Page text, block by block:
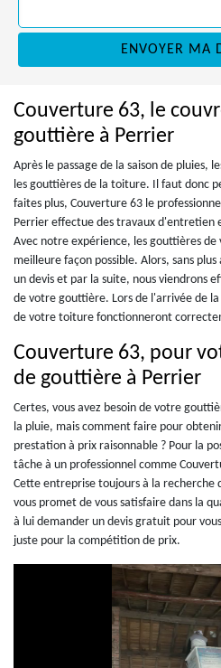
Couverture 63, le
gouttière à Perrier
Après le passage de la saison de pluies,
les gouttières de la toiture. Il faut donc
faites plus, Couverture 63 le
Perrier effectue des travaux d'entretien
Avec notre expérience, les gouttières
meilleure façon possible. Alors, sans
un devis et par la suite, nous viendrons
de votre gouttière. Lors de l'arrivée de
de votre toiture fonctionneront
Couverture 63, pour
de gouttière à Perrier
Certes, vous avez besoin de votre
la pluie, mais comment faire pour
prestation à prix raisonnable ? Pour la
tâche à un professionnel comme
Cette entreprise toujours à la recherche
vous promet de vous satisfaire dans la
à lui demander un devis gratuit pour
juste pour la compétition de prix.